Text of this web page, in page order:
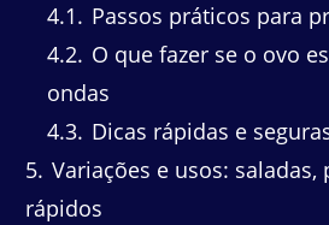
4.1
Passos práticos para
4.2 O que fazer se o ovo
ondas
4.3 Dicas rápidas e
5 Variações e usos: saladas,
rápidos